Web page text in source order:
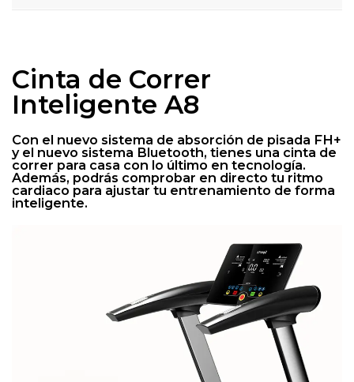
Cinta de Correr
Inteligente A8
Con el nuevo sistema de absorción de pisada FH+
y el nuevo sistema Bluetooth, tienes una cinta de
correr para casa con lo último en tecnología.
Además, podrás comprobar en directo tu ritmo
cardiaco para ajustar tu entrenamiento de forma
inteligente.